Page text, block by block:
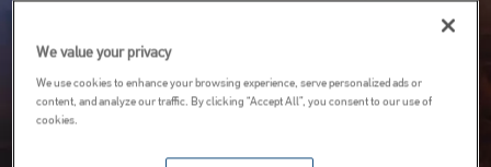
We value your privacy
We use cookies to enhance your browsing experience, serve personalized ads or
content, and analyze our traffic. By clicking “Accept All”, you consent to our use of
cookies.